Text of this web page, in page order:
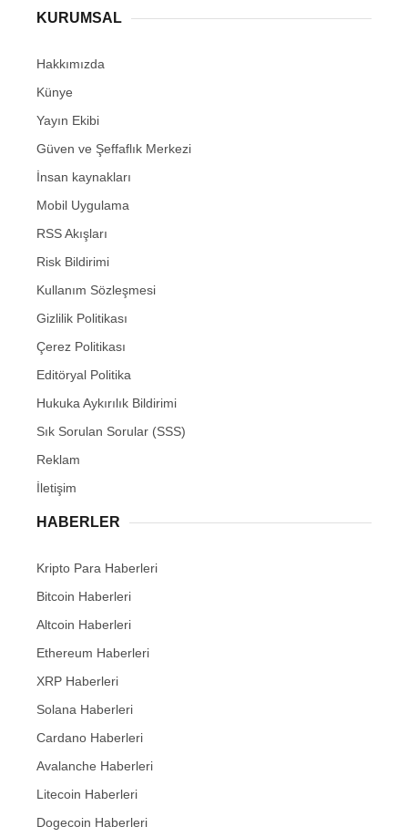
KURUMSAL
Hakkımızda
Künye
Yayın Ekibi
Güven ve Şeffaflık Merkezi
İnsan kaynakları
Mobil Uygulama
RSS Akışları
Risk Bildirimi
Kullanım Sözleşmesi
Gizlilik Politikası
Çerez Politikası
Editöryal Politika
Hukuka Aykırılık Bildirimi
Sık Sorulan Sorular (SSS)
Reklam
İletişim
HABERLER
Kripto Para Haberleri
Bitcoin Haberleri
Altcoin Haberleri
Ethereum Haberleri
XRP Haberleri
Solana Haberleri
Cardano Haberleri
Avalanche Haberleri
Litecoin Haberleri
Dogecoin Haberleri